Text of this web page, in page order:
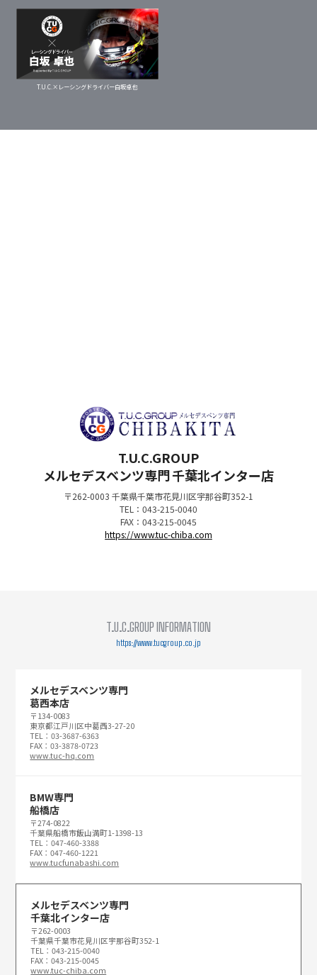
T.U.C.×レーシングドライバー白坂卓也
T.U.C.GROUP
メルセデスベンツ専門千葉北インター店
〒262-0003 千葉県千葉市花見川区宇那谷町352-1
TEL：043-215-0040
FAX：043-215-0045
https://www.tuc-chiba.com
T.U.C.GROUP INFORMATION
https://www.tucgroup.co.jp
メルセデスベンツ専門
葛西本店
〒134-0083
東京都江戸川区中葛西3-27-20
TEL：03-3687-6363
FAX：03-3878-0723
www.tuc-hq.com
BMW専門
船橋店
〒274-0822
千葉県船橋市飯山満町1-1398-13
TEL：047-460-3388
FAX：047-460-1221
www.tucfunabashi.com
メルセデスベンツ専門
千葉北インター店
〒262-0003
千葉県千葉市花見川区宇那谷町352-1
TEL：043-215-0040
FAX：043-215-0045
www.tuc-chiba.com